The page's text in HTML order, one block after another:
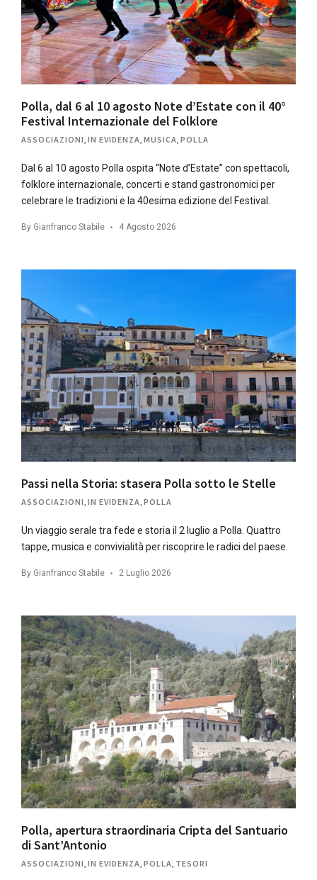
Polla, dal 6 al 10 agosto Note d’Estate con il 40°
Festival Internazionale del Folklore
ASSOCIAZIONI IN EVIDENZA MUSICA POLLA
Dal 6 al 10 agosto Polla ospita “Note d’Estate” con spettacoli,
folklore internazionale, concerti e stand gastronomici per
celebrare le tradizioni e la 40esima edizione del Festival.
By Gianfranco Stabile 4 Agosto 2026
Passi nella Storia: stasera Polla sotto le Stelle
ASSOCIAZIONI, IN EVIDENZA, POLLA
Un viaggio serale tra fede e storia il 2 luglio a Polla. Quattro
tappe, musica e convivialità per riscoprire le radici del paese.
By Gianfranco Stabile 2 Luglio 2026
Polla, apertura straordinaria Cripta del Santuario
di Sant’Antonio
ASSOCIAZIONI IN EVIDENZA POLLA TESORI